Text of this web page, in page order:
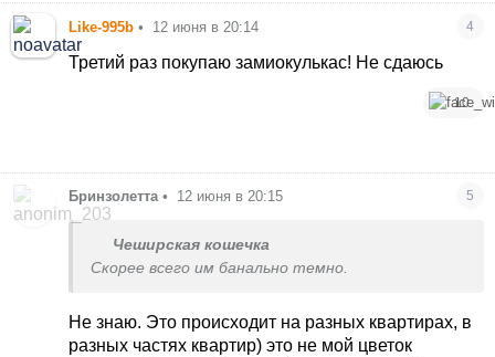
Like-995b • 12 июня в 20:14 4
Третий раз покупаю замиокулькас! Не сдаюсь
10
Бринзолетта • 12 июня в 20:15 5
Чеширская кошечка
Скорее всего им банально темно.
Не знаю. Это происходит на разных квартирах, в
разных частях квартир) это не мой цветок